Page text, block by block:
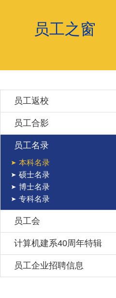
员工之窗
员工返校
员工合影
员工名录
本科名录
硕士名录
博士名录
专科名录
员工会
计算机建系40周年特辑
员工企业招聘信息